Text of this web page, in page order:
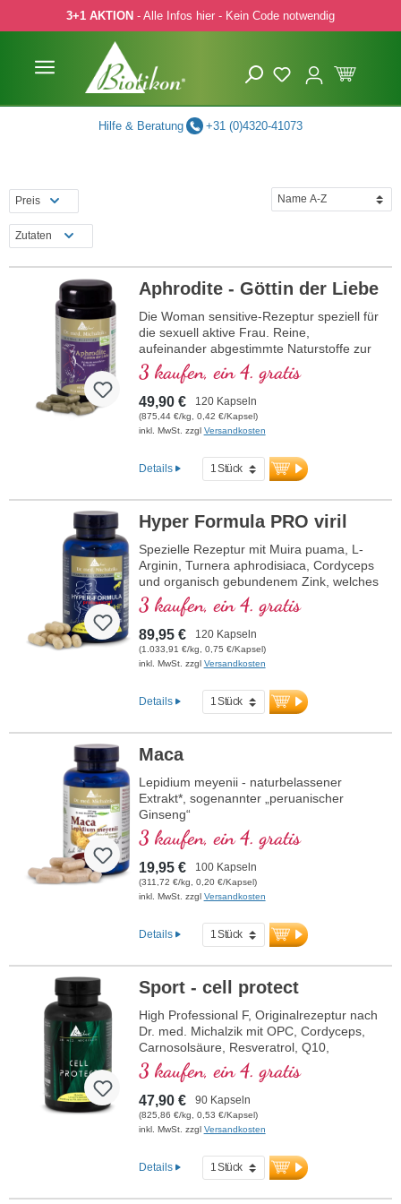
Hauptinhalt springen
Zur Suche springen
Zur Hauptnavigation springen
3+1 AKTION - Alle Infos hier - Kein Code notwendig
Hilfe & Beratung +31 (0)4320-41073
Preis
Zutaten
Aphrodite - Göttin der Liebe
Die Woman sensitive-Rezeptur speziell für
die sexuell aktive Frau. Reine,
aufeinander abgestimmte Naturstoffe zur
Unterstützung der Weiblichkeit.
3 kaufen, ein 4. gratis
49,90 € 120 Kapseln
(875,44 €/kg, 0,42 €/Kapsel)
inkl. MwSt. zzgl Versandkosten
Details
Hyper Formula PRO viril
Spezielle Rezeptur mit Muira puama, L-
Arginin, Turnera aphrodisiaca, Cordyceps
und organisch gebundenem Zink, welches
zum Erhalt einer normalen
Zeugungsfähigkeit und zu einem
normalen Testosteronspiegel im Blut
beiträgt.
3 kaufen, ein 4. gratis
89,95 € 120 Kapseln
(1.033,91 €/kg, 0,75 €/Kapsel)
inkl. MwSt. zzgl Versandkosten
Details
Maca
Lepidium meyenii - naturbelassener
Extrakt*, sogenannter „peruanischer
Ginseng“
3 kaufen, ein 4. gratis
19,95 € 100 Kapseln
(311,72 €/kg, 0,20 €/Kapsel)
inkl. MwSt. zzgl Versandkosten
Details
Sport - cell protect
High Professional F, Originalrezeptur nach
Dr. med. Michalzik mit OPC, Cordyceps,
Carnosolsäure, Resveratrol, Q10,
Glutathion, NADH, Omega 3, Granatapfel
und reinem Vitamin C
3 kaufen, ein 4. gratis
47,90 € 90 Kapseln
(825,86 €/kg, 0,53 €/Kapsel)
inkl. MwSt. zzgl Versandkosten
Details